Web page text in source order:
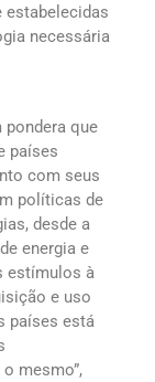
estabelecidas
necessária
pondera que
países
com seus
políticas de
desde a
energia e
estímulos à
e uso
países está
mesmo”,